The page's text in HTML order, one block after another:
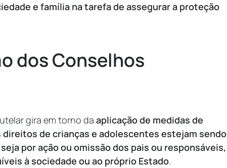
e família na tarefa de assegurar a proteção
dos Conselhos
gira em torno da aplicação de medidas de
de crianças e adolescentes estejam sendo
por ação ou omissão dos pais ou responsáveis,
à sociedade ou ao próprio Estado.